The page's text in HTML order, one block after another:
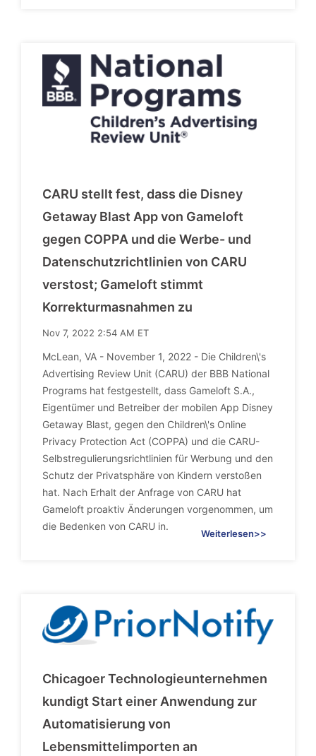
CARU stellt fest, dass die Disney
Getaway Blast App von Gameloft
gegen COPPA und die Werbe- und
Datenschutzrichtlinien von CARU
verstost; Gameloft stimmt
Korrekturmasnahmen zu
Nov 7, 2022 2:54 AM ET
McLean, VA - November 1, 2022 - Die Children\'s
Advertising Review Unit (CARU) der BBB National
Programs hat festgestellt, dass Gameloft S.A.,
Eigentümer und Betreiber der mobilen App Disney
Getaway Blast, gegen den Children\'s Online
Privacy Protection Act (COPPA) und die CARU-
Selbstregulierungsrichtlinien für Werbung und den
Schutz der Privatsphäre von Kindern verstoßen
hat. Nach Erhalt der Anfrage von CARU hat
Gameloft proaktiv Änderungen vorgenommen, um
die Bedenken von CARU in.
Weiterlesen>>
Chicagoer Technologieunternehmen
kundigt Start einer Anwendung zur
Automatisierung von
Lebensmittelimporten an